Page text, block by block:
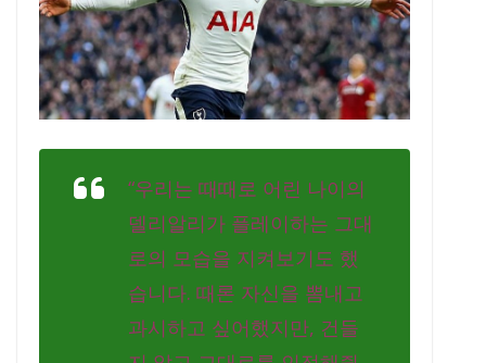
“우리는 때때로 어린 나이의
델리알리가 플레이하는 그대
로의 모습을 지켜보기도 했
습니다. 때론 자신을 뽐내고
과시하고 싶어했지만, 건들